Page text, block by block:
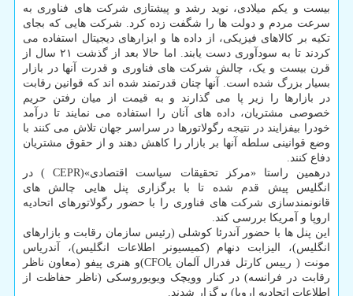
بیست و یکم میلادی، نوید رشد و پیشتازی شرکت های فناوری به
سرعت مردم و دولت ها را شگفت زده کرد. شرکت هایی که بجای
تکیه بر کالاهای فیزیکی، از داده ها و ابزارهای دیجیتال استفاده می
کردند تا به سودآوری دست یابند. اما حالا بعد از گذشت ۲۱ سال از
قرن بیست و یک، چالش شرکت های فناوری و قدرت آنها در بازار
بسیار بزرگ شده است. آنها چنان قدرتمند شده اند که قوانین رقابت
در بازارها را زیر پا می گذارند و به قیمت از میان رفتن حریم
خصوصی مشتریان، داده های آنان را استفاده می نمایند تا درآمد
خودرا بیفزایند در نتیجه رگولاتورها در سراسر جهان تلاش می کنند با
وضع قوانینی سلطه آنها بر بازار را کاهش دهند و از حقوق مشتریان
دفاع کنند.
درهمین راستا «مرکز تحقیقات سیاست اقتصادی»(CEPR ) در
انگلیس پیش قدم شده تا با برگزاری پنل هایی چالش های
قانونمندسازی شرکت های فناوری را با حضور رگولاتورهای اتحادیه
اروپا و آمریکا بررسی کند.
این پنل ها با حضور آندرئا کوشلی (رئیس سازمان رقابت و بازارهای
انگلیس)، الیزابت دنهام (کمیسیونر اطلاعات انگلیس)، آندریاس
مونت ( رییس کارتل فدرال آلمان یاCFO)و هنری پیفو (معاون ناظر
رقابت در فرانسه) در کنار وویچک ویویوروسکی (ناظر حفاظت از
اطلاعات اتحادیه اروپا) برگزار شدند.